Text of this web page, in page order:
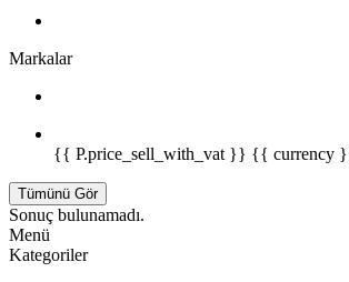
Markalar
{{ P.price_sell_with_vat }} {{ currency
Tümünü Gör
Sonuç bulunamadı.
Menü
Kategoriler